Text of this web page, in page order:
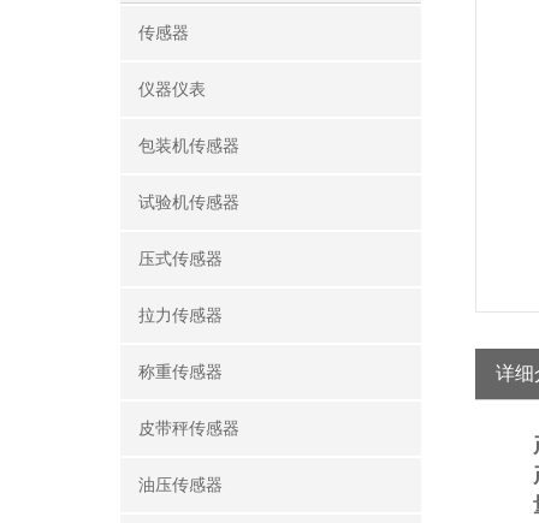
传感器
仪器仪表
包装机传感器
试验机传感器
压式传感器
拉力传感器
称重传感器
皮带秤传感器
油压传感器
详细